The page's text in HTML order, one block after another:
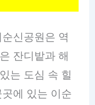
신공원은 역
잔디밭과 해
는 도심 속 힐
에 있는 이순